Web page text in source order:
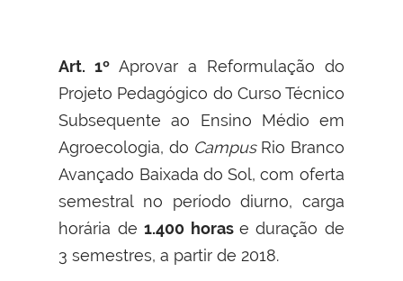
Art. 1ºAprovar a Reformulação do
Projeto Pedagógico do Curso Técnico
Subsequente ao Ensino Médio em
Agroecologia, do Campus Rio Branco
Avançado Baixada do Sol, com oferta
semestral no período diurno, carga
horária de1.400 horas e duração de
3 semestres, a partir de 2018.